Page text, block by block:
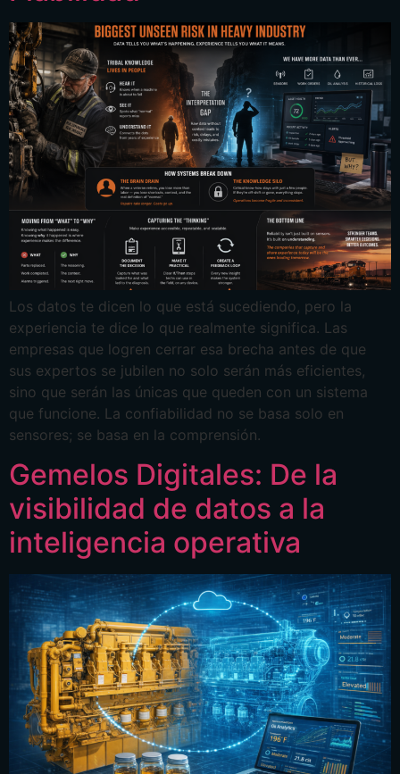
Los datos te dicen lo que está sucediendo, pero la
experiencia te dice lo que realmente significa. Las
empresas que logren cerrar esa brecha antes de que
sus expertos se jubilen no solo serán más eficientes,
sino que serán las únicas que queden con un sistema
que funcione. La confiabilidad no se basa solo en
sensores; se basa en la comprensión.
Gemelos Digitales: De la
visibilidad de datos a la
inteligencia operativa